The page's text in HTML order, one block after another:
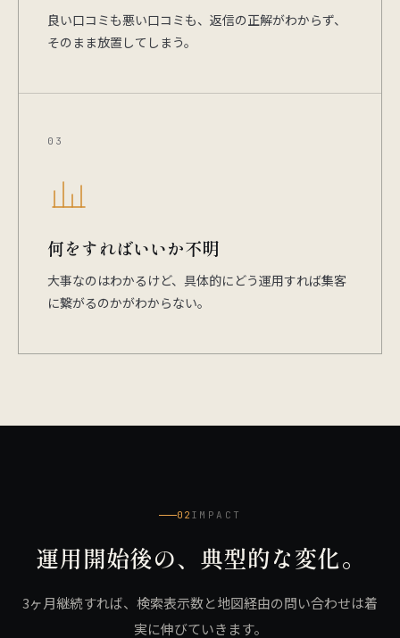
良い口コミも悪い口コミも、返信の正解がわからず、
そのまま放置してしまう。
03
何をすればいいか不明
大事なのはわかるけど、具体的にどう運用すれば集客
に繋がるのかがわからない。
02 IMPACT
運用開始後の、典型的な変化。
3ヶ月継続すれば、検索表示数と地図経由の問い合わせは着
実に伸びていきます。